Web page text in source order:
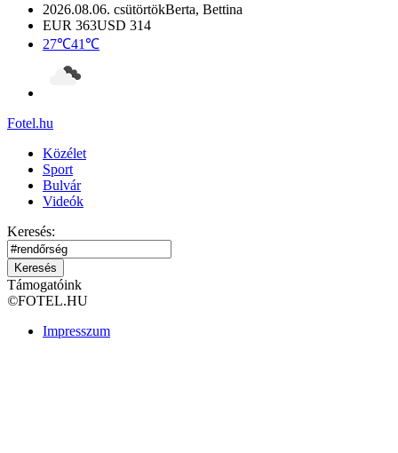
2026.08.06. csütörtökBerta, Bettina
EUR 363USD 314
27℃41℃
Fotel.hu
Közélet
Sport
Bulvár
Videók
Keresés:
Keresés
Támogatóink
©FOTEL.HU
Impresszum